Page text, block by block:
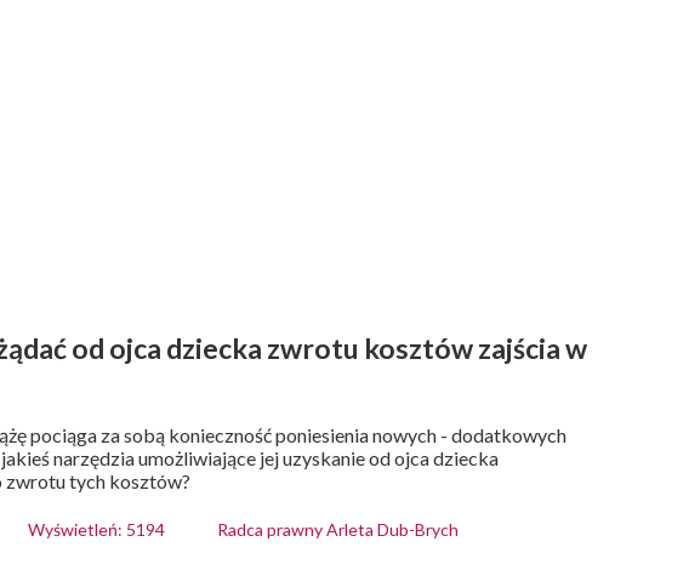
od ojca dziecka zwrotu kosztów zajścia w
pociąga za sobą konieczność poniesienia nowych - dodatkowych
narzędzia umożliwiające jej uzyskanie od ojca dziecka
zwrotu tych kosztów?
Wyświetleń: 5194 Radca prawny Arleta Dub-Brych